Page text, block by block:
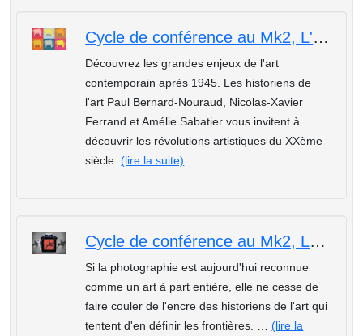
Cycle de conférence au Mk2, L'art contemporain : Le graffiti
Découvrez les grandes enjeux de l'art
contemporain après 1945. Les historiens de
l'art Paul Bernard-Nouraud, Nicolas-Xavier
Ferrand et Amélie Sabatier vous invitent à
découvrir les révolutions artistiques du XXème
siècle.(lire la suite)
Cycle de conférence au Mk2, La Photographie : L'ère du numérique
Si la photographie est aujourd'hui reconnue
comme un art à part entière, elle ne cesse de
faire couler de l'encre des historiens de l'art qui
tentent d'en définir les frontières. …(lire la